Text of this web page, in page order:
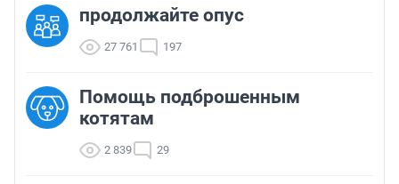
продолжайте опус
27 761 197
Помощь подброшенным
котятам
2 839 29